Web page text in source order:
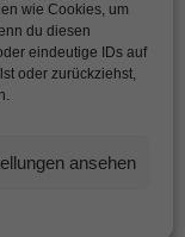
wie Cookies, um
du diesen
eindeutige IDs auf
oder zurückziehst,
ansehen